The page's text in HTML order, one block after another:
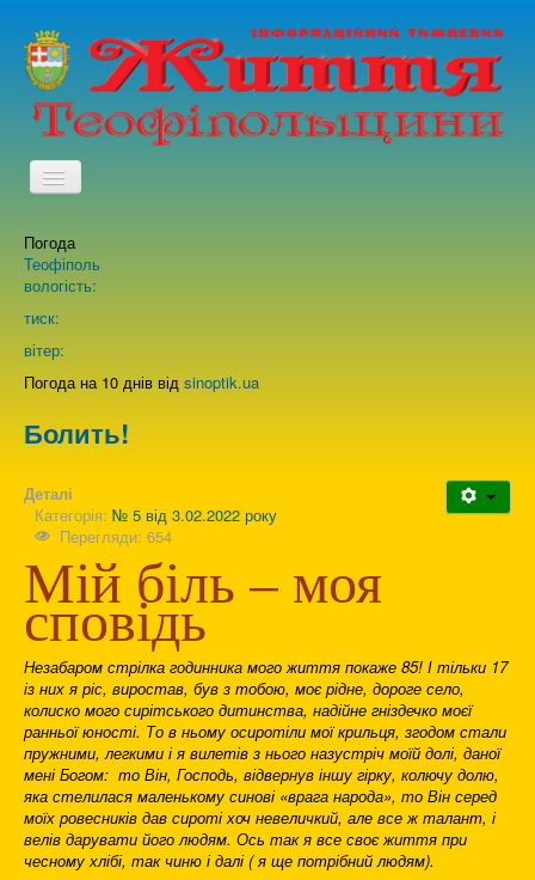
TPL_PROTOSTAR_TOGGLE_MENU
Про нас
Погода
Теофіполь
вологість:
тиск:
вітер:
Погода на 10 днів від sinoptik.ua
Болить!
Деталі
Категорія: № 5 від 3.02.2022 року
Перегляди: 654
Мій біль – моя
сповідь
Незабаром стрілка годинника мого життя покаже 85! І тільки 17
із них я ріс, виростав, був з тобою, моє рідне, дороге село,
колиско мого сирітського дитинства, надійне гніздечко моєї
ранньої юності. То в ньому осиротіли мої крильця, згодом стали
пружними, легкими і я вилетів з нього назустріч моїй долі, даної
мені Богом: то Він, Господь, відвернув іншу гірку, колючу долю,
яка стелилася маленькому синові «врага народа», то Він серед
моїх ровесників дав сироті хоч невеличкий, але все ж талант, і
велів дарувати його людям. Ось так я все своє життя при
чесному хлібі, так чиню і далі ( я ще потрібний людям).